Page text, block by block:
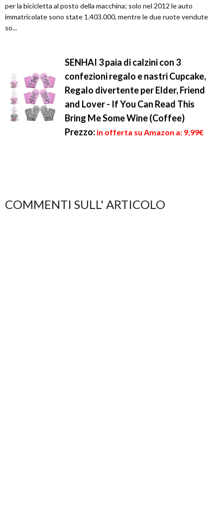
per la bicicletta al posto della macchina; solo nel 2012 le auto
immatricolate sono state 1.403.000, mentre le due ruote vendute
so...
SENHAI 3 paia di calzini con 3
confezioni regalo e nastri Cupcake,
Regalo divertente per Elder, Friend
and Lover - If You Can Read This
Bring Me Some Wine (Coffee)
Prezzo: in offerta su Amazon a: 9,99€
COMMENTI SULL' ARTICOLO